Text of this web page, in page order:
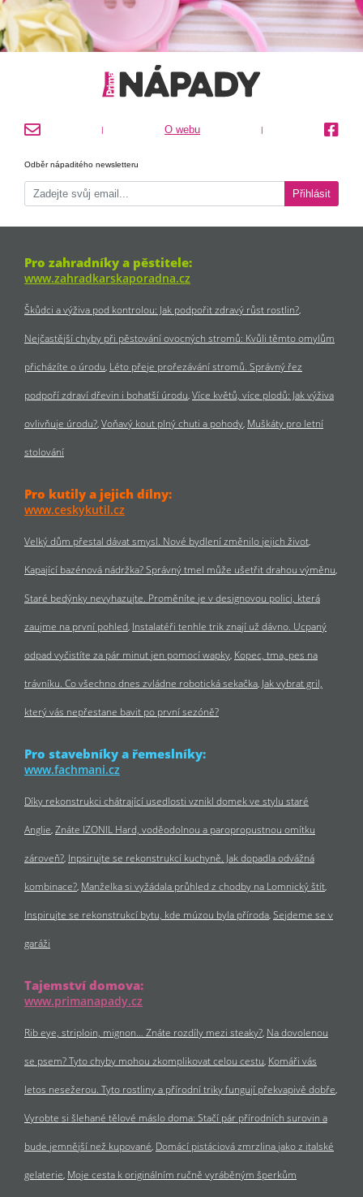
| O webu |
Odběr nápaditého newsletteru
Přihlásit
Pro zahradníky a pěstitele:
www.zahradkarskaporadna.cz
Škůdci a výživa pod kontrolou: Jak podpořit zdravý růst rostlin?
Nejčastější chyby při pěstování ovocných stromů: Kvůli těmto omylům
přicházíte o úrodu Léto přeje prořezávání stromů. Správný řez
podpoří zdraví dřevin i bohatší úrodu Více květů, více plodů: Jak výživa
ovlivňuje úrodu? Voňavý kout plný chuti a pohody Muškáty pro letní
stolování
Pro kutily a jejich dílny:
www.ceskykutil.cz
Velký dům přestal dávat smysl. Nové bydlení změnilo jejich život
Kapající bazénová nádržka? Správný tmel může ušetřit drahou výměnu
Staré bedýnky nevyhazujte. Proměníte je v designovou polici, která
zaujme na první pohled Instalatéři tenhle trik znají už dávno. Ucpaný
odpad vyčistíte za pár minut jen pomocí wapky Kopec, tma, pes na
trávníku. Co všechno dnes zvládne robotická sekačka Jak vybrat gril,
který vás nepřestane bavit po první sezóně?
Pro stavebníky a řemeslníky:
www.fachmani.cz
Díky rekonstrukci chátrající usedlosti vznikl domek ve stylu staré
Anglie Znáte IZONIL Hard, voděodolnou a paropropustnou omítku
zároveň? Inpsirujte se rekonstrukcí kuchyně. Jak dopadla odvážná
kombinace? Manželka si vyžádala průhled z chodby na Lomnický štít
Inspirujte se rekonstrukcí bytu, kde múzou byla příroda Sejdeme se v
garáži
Tajemství domova:
www.primanapady.cz
Rib eye, striploin, mignon… Znáte rozdíly mezi steaky? Na dovolenou
se psem? Tyto chyby mohou zkomplikovat celou cestu Komáři vás
letos nesežerou. Tyto rostliny a přírodní triky fungují překvapivě dobře
Vyrobte si šlehané tělové máslo doma: Stačí pár přírodních surovin a
bude jemnější než kupované Domácí pistáciová zmrzlina jako z italské
gelaterie Moje cesta k originálním ručně vyráběným šperkům